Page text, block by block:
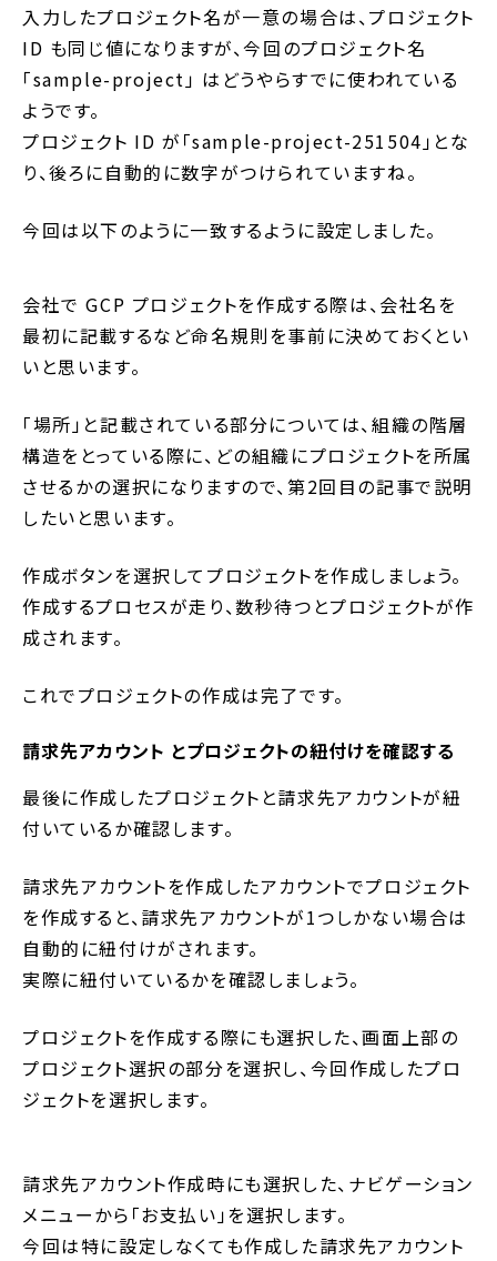
入力したプロジェクト名が一意の場合は、プロジェクト
ID も同じ値になりますが、今回のプロジェクト名
「sample-project」 はどうやらすでに使われている
ようです。
プロジェクト ID が「sample-project-251504」とな
り、後ろに自動的に数字がつけられていますね。
今回は以下のように一致するように設定しました。
会社で GCP プロジェクトを作成する際は、会社名を
最初に記載するなど命名規則を事前に決めておくとい
いと思います。
「場所」と記載されている部分については、組織の階層
構造をとっている際に、どの組織にプロジェクトを所属
させるかの選択になりますので、第2回目の記事で説明
したいと思います。
作成ボタンを選択してプロジェクトを作成しましょう。
作成するプロセスが走り、数秒待つとプロジェクトが作
成されます。
これでプロジェクトの作成は完了です。
請求先アカウント とプロジェクトの紐付けを確認する
最後に作成したプロジェクトと請求先アカウントが紐
付いているか確認します。
請求先アカウントを作成したアカウントでプロジェクト
を作成すると、請求先アカウントが1つしかない場合は
自動的に紐付けがされます。
実際に紐付いているかを確認しましょう。
プロジェクトを作成する際にも選択した、画面上部の
プロジェクト選択の部分を選択し、今回作成したプロ
ジェクトを選択します。
請求先アカウント作成時にも選択した、ナビゲーション
メニューから「お支払い」を選択します。
今回は特に設定しなくても作成した請求先アカウント